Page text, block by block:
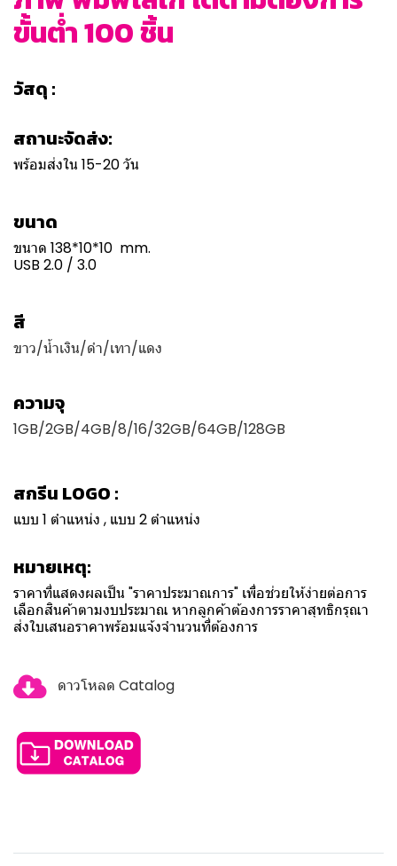
ขั้นต่ำ 100 ชิ้น
วัสดุ :
สถานะจัดส่ง:
พร้อมส่งใน 15-20 วัน
ขนาด
ขนาด 138*10*10 mm.
USB 2.0 / 3.0
สี
ขาว/น้ำเงิน/ดำ/เทา/แดง
ความจุ
1GB/2GB/4GB/8/16/32GB/64GB/128GB
สกรีน LOGO :
แบบ 1 ตำแหน่ง , แบบ 2 ตำแหน่ง
หมายเหตุ:
ราคาที่แสดงผลเป็น "ราคาประมาณการ" เพื่อช่วยให้ง่ายต่อการ
เลือกสินค้าตามงบประมาณ หากลูกค้าต้องการราคาสุทธิกรุณา
ส่งใบเสนอราคาพร้อมแจ้งจำนวนที่ต้องการ
ดาวโหลด Catalog